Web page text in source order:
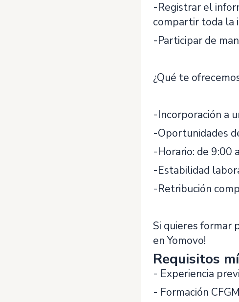
-Registrar el
compartir toda la
-Participar de
¿Qué te
-Incorporación a
-Oportunidades
-Horario: de 9:00
-Estabilidad
-Retribución
Si quieres formar
en Yomovo!
Requisitos
- Experiencia
- Formación